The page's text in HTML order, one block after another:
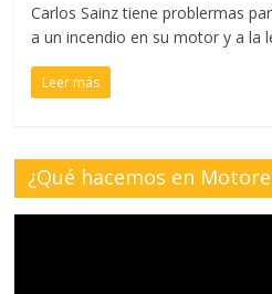
Carlos Sainz tiene problermas
a un incendio en su motor y a la
Leer más
¿Qué hacemos en